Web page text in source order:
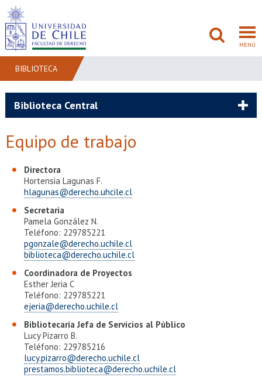
MENÚ
POSTGRADO
BIBLIOTECAS
EXTENSIÓN
Académicos
Egresados Funcionarios
BIBLIOTECA
Biblioteca Central
Equipo de trabajo
Directora
Hortensia Lagunas F.
hlagunas@derecho.uhcile.cl
Secretaria
Pamela González N.
Teléfono: 229785221
pgonzale@derecho.uchile.cl
biblioteca@derecho.uchile.cl
Coordinadora de Proyectos
Esther Jeria C
Teléfono: 229785221
ejeria@derecho.uchile.cl
Bibliotecaria Jefa de Servicios al Público
Lucy Pizarro B.
Teléfono: 229785216
lucy.pizarro@derecho.uchile.cl
prestamos.biblioteca@derecho.uchile.cl​